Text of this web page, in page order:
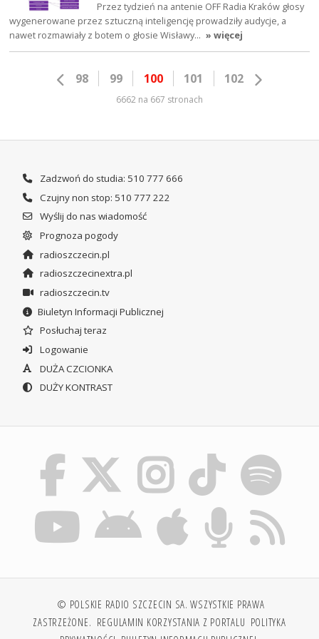
Przez tydzień na antenie OFF Radia Kraków głosy
wygenerowane przez sztuczną inteligencję prowadziły audycje, a
nawet rozmawiały z botem o głosie Wisławy… » więcej
98 99 100 101 102
6662 na 667 stronach
Zadzwoń do studia: 510 777 666
Czujny non stop: 510 777 222
Wyślij do nas wiadomość
Prognoza pogody
radioszczecin.pl
radioszczecinextra.pl
radioszczecin.tv
Biuletyn Informacji Publicznej
Posłuchaj teraz
Logowanie
DUŻA CZCIONKA
DUŻY KONTRAST
© POLSKIE RADIO SZCZECIN SA. WSZYSTKIE PRAWA
ZASTRZEŻONE. REGULAMIN KORZYSTANIA Z PORTALU POLITYKA